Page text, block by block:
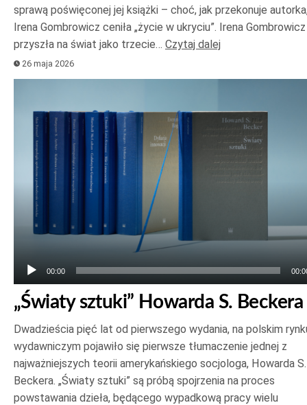
sprawą poświęconej jej książki – choć, jak przekonuje
Irena Gombrowicz ceniła „życie w ukryciu”. Irena Gombrowicz
przyszła na świat jako trzecie… Czytaj dalej
26 maja 2026
dźwiękowych
00:00
„Światy sztuki” Howarda S. Beckera
Dwadzieścia pięć lat od pierwszego wydania, na polskim
wydawniczym pojawiło się pierwsze tłumaczenie jednej z
najważniejszych teorii amerykańskiego socjologa, Howarda S.
Beckera. „Światy sztuki” są próbą spojrzenia na proces
powstawania dzieła, będącego wypadkową pracy wielu